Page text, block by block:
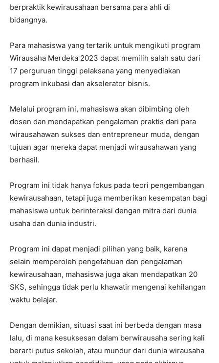
berpraktik kewirausahaan bersama para ahli di
bidangnya.
Para mahasiswa yang tertarik untuk mengikuti program
Wirausaha Merdeka 2023 dapat memilih salah satu dari
17 perguruan tinggi pelaksana yang menyediakan
program inkubasi dan akselerator bisnis.
Melalui program ini, mahasiswa akan dibimbing oleh
dosen dan mendapatkan pengalaman praktis dari para
wirausahawan sukses dan entrepreneur muda, dengan
tujuan agar mereka dapat menjadi wirausahawan yang
berhasil.
Program ini tidak hanya fokus pada teori pengembangan
kewirausahaan, tetapi juga memberikan kesempatan bagi
mahasiswa untuk berinteraksi dengan mitra dari dunia
usaha dan dunia industri.
Program ini dapat menjadi pilihan yang baik, karena
selain memperoleh pengetahuan dan pengalaman
kewirausahaan, mahasiswa juga akan mendapatkan 20
SKS, sehingga tidak perlu khawatir mengenai kehilangan
waktu belajar.
Dengan demikian, situasi saat ini berbeda dengan masa
lalu, di mana kesuksesan dalam berwirausaha sering kali
berarti putus sekolah, atau mundur dari dunia wirausaha